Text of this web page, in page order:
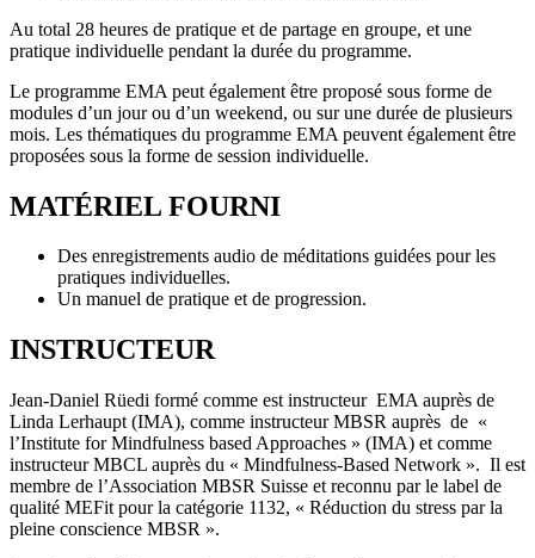
Au total 28 heures de pratique et de partage en groupe, et une
pratique individuelle pendant la durée du programme.
Le programme EMA peut également être proposé sous forme de
modules d’un jour ou d’un weekend, ou sur une durée de plusieurs
mois. Les thématiques du programme EMA peuvent également être
proposées sous la forme de session individuelle.
MATÉRIEL FOURNI
Des enregistrements audio de méditations guidées pour les
pratiques individuelles.
Un manuel de pratique et de progression.
INSTRUCTEUR
Jean-Daniel Rüedi formé comme est instructeur EMA auprès de
Linda Lerhaupt (IMA), comme instructeur MBSR auprès de «
l’Institute for Mindfulness based Approaches » (IMA) et comme
instructeur MBCL auprès du « Mindfulness-Based Network ». Il est
membre de l’Association MBSR Suisse et reconnu par le label de
qualité MEFit pour la catégorie 1132, « Réduction du stress par la
pleine conscience MBSR ».